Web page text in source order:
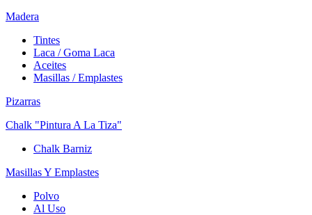
Madera
Tintes
Laca / Goma Laca
Aceites
Masillas / Emplastes
Pizarras
Chalk "Pintura A La Tiza"
Chalk Barniz
Masillas Y Emplastes
Polvo
Al Uso